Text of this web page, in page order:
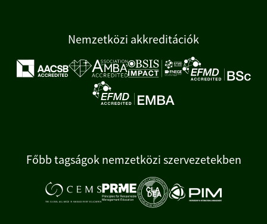
Nemzetközi akkreditációk
Főbb tagságok nemzetközi szervezetekben